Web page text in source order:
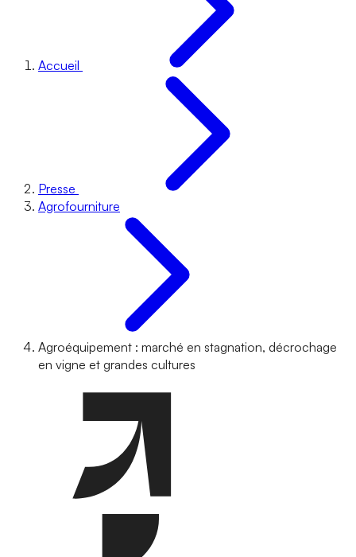
Accueil
Presse
Agrofourniture
Agroéquipement : marché en stagnation, décrochage
en vigne et grandes cultures